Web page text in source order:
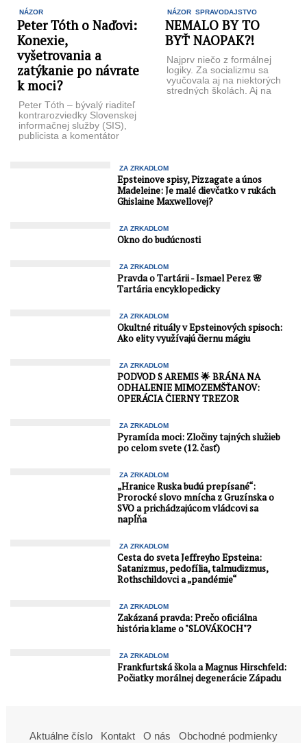
NÁZOR
Peter Tóth o Naďovi:
Konexie,
vyšetrovania a
zatýkanie po návrate
k moci?
Peter Tóth – bývalý riaditeľ
kontrarozviedky Slovenskej
informačnej služby (SIS),
publicista a komentátor
NÁZOR SPRAVODAJSTVO
NEMALO BY TO
BYŤ NAOPAK?!
Najprv niečo z formálnej
logiky. Za socializmu sa
vyučovala aj na niektorých
stredných školách. Aj na
ZA ZRKADLOM
Epsteinove spisy, Pizzagate a únos
Madeleine: Je malé dievčatko v rukách
Ghislaine Maxwellovej?
ZA ZRKADLOM
Okno do budúcnosti
ZA ZRKADLOM
Pravda o Tartárii - Ismael Perez 🌸
Tartária encyklopedicky
ZA ZRKADLOM
Okultné rituály v Epsteinových spisoch:
Ako elity využívajú čiernu mágiu
ZA ZRKADLOM
PODVOD S AREMIS 🌟 BRÁNA NA
ODHALENIE MIMOZEMŠŤANOV:
OPERÁCIA ČIERNY TREZOR
ZA ZRKADLOM
Pyramída moci: Zločiny tajných služieb
po celom svete (12. časť)
ZA ZRKADLOM
„Hranice Ruska budú prepísané“:
Prorocké slovo mnícha z Gruzínska o
SVO a prichádzajúcom vládcovi sa
napĺňa
ZA ZRKADLOM
Cesta do sveta Jeffreyho Epsteina:
Satanizmus, pedofília, talmudizmus,
Rothschildovci a „pandémie“
ZA ZRKADLOM
Zakázaná pravda: Prečo oficiálna
história klame o "SLOVÁKOCH"?
ZA ZRKADLOM
Frankfurtská škola a Magnus Hirschfeld:
Počiatky morálnej degenerácie Západu
Aktuálne číslo Kontakt O nás Obchodné podmienky